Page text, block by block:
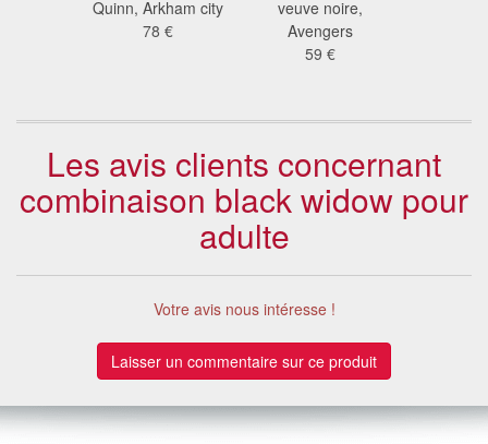
Quinn, Arkham city
78 €
veuve noire,
Avengers
59 €
Les avis clients concernant
combinaison black widow pour
adulte
Votre avis nous intéresse !
Laisser un commentaire sur ce produit